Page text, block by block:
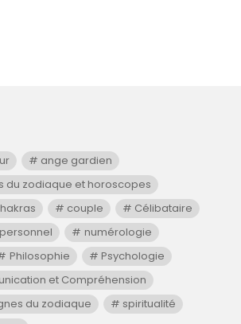
ange gardien
du zodiaque et horoscopes
couple
Célibataire
numérologie
Philosophie
Psychologie
et Compréhension
du zodiaque
spiritualité